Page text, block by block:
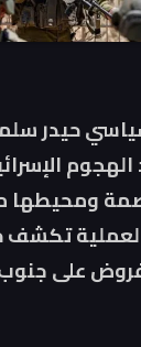
حيدر
ومحيطها
على